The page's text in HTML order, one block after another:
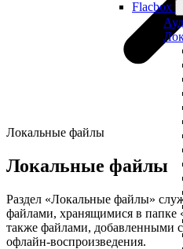
Flacbox
Локальные файлы
Локальные файлы
Раздел «Локальные файлы»
файлами, хранящимися в
также файлами, добавленными
офлайн-воспроизведения.